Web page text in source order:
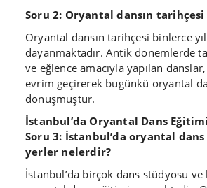
Soru 2: Oryantal dansın
Oryantal dansın tarihçesi binlerce
dayanmaktadır. Antik dönemlerde
ve eğlence amacıyla yapılan
evrim geçirerek bugünkü oryantal
dönüşmüştür.
İstanbul’da Oryantal Dans
Soru 3: İstanbul’da oryantal
yerler nelerdir?
İstanbul’da birçok dans stüdyosu